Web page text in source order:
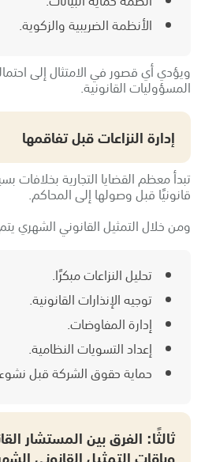
الأنظمة الضريبية والزكوية.
ويؤدي أي قصور في الامتثال إلى
المسؤوليات القانونية.
إدارة النزاعات قبل تفاقمها
تبدأ معظم القضايا التجارية بخلافات
قانونيًا قبل وصولها إلى المحاكم.
ومن خلال التمثيل القانوني الشهري
تحليل النزاعات مبكرًا.
توجيه الإنذارات القانونية.
إدارة المفاوضات.
إعداد التسويات النظامية.
حماية حقوق الشركة قبل نشوء
ثالثًا: الفرق بين المستشار